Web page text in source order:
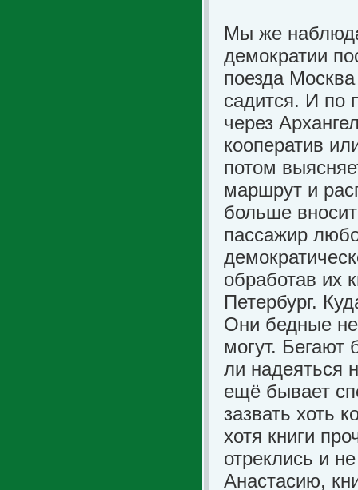
Мы же
демократии
поезда
садится. И по
через
кооператив
потом
маршрут и
больше
пассажир
обработав их
Петербург.
Они бедные не
могут. Бегают
ли надеяться
ещё бывает
зазвать хоть
хотя книги
отреклись и
Анастасию,